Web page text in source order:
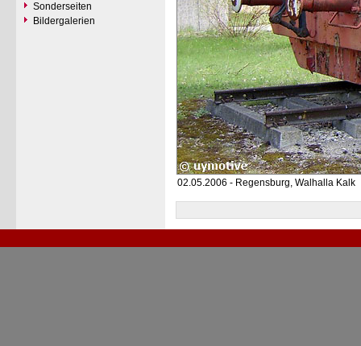
Sonderseiten
Bildergalerien
02.05.2006 - Regensburg, Walhalla Kalk